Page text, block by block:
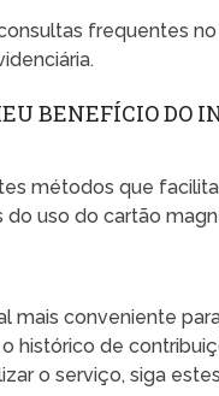
frequentes
BENEFÍCIO DO
métodos que
do uso do cartão
mais conveniente
histórico de
o serviço, siga